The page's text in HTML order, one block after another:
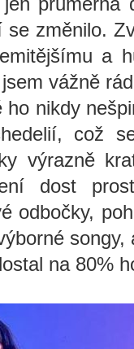
změnilo.
a
vážně
nikdy
což
výrazně
dost
odbočky,
na 80%